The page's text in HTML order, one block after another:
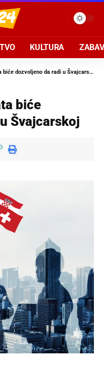
KULTURA
dozvoljeno da radi u Švajcarskoj
biće
Švajcarskoj